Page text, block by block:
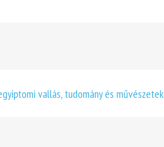
vallás, tudomány és művészetek